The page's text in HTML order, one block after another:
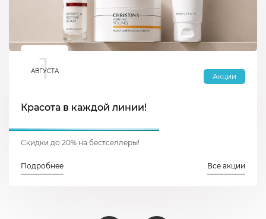
1
АВГУСТА
Акции
Красота в каждой линии!
Скидки до 20% на бестселлеры!
Подробнее Все акции